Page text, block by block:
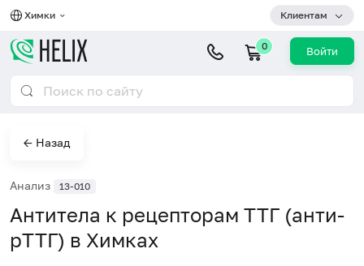
Химки Клиентам
0 Войти
← Назад
Анализ 13-010
Антитела к рецепторам ТТГ (анти-
pTTГ) в Химках